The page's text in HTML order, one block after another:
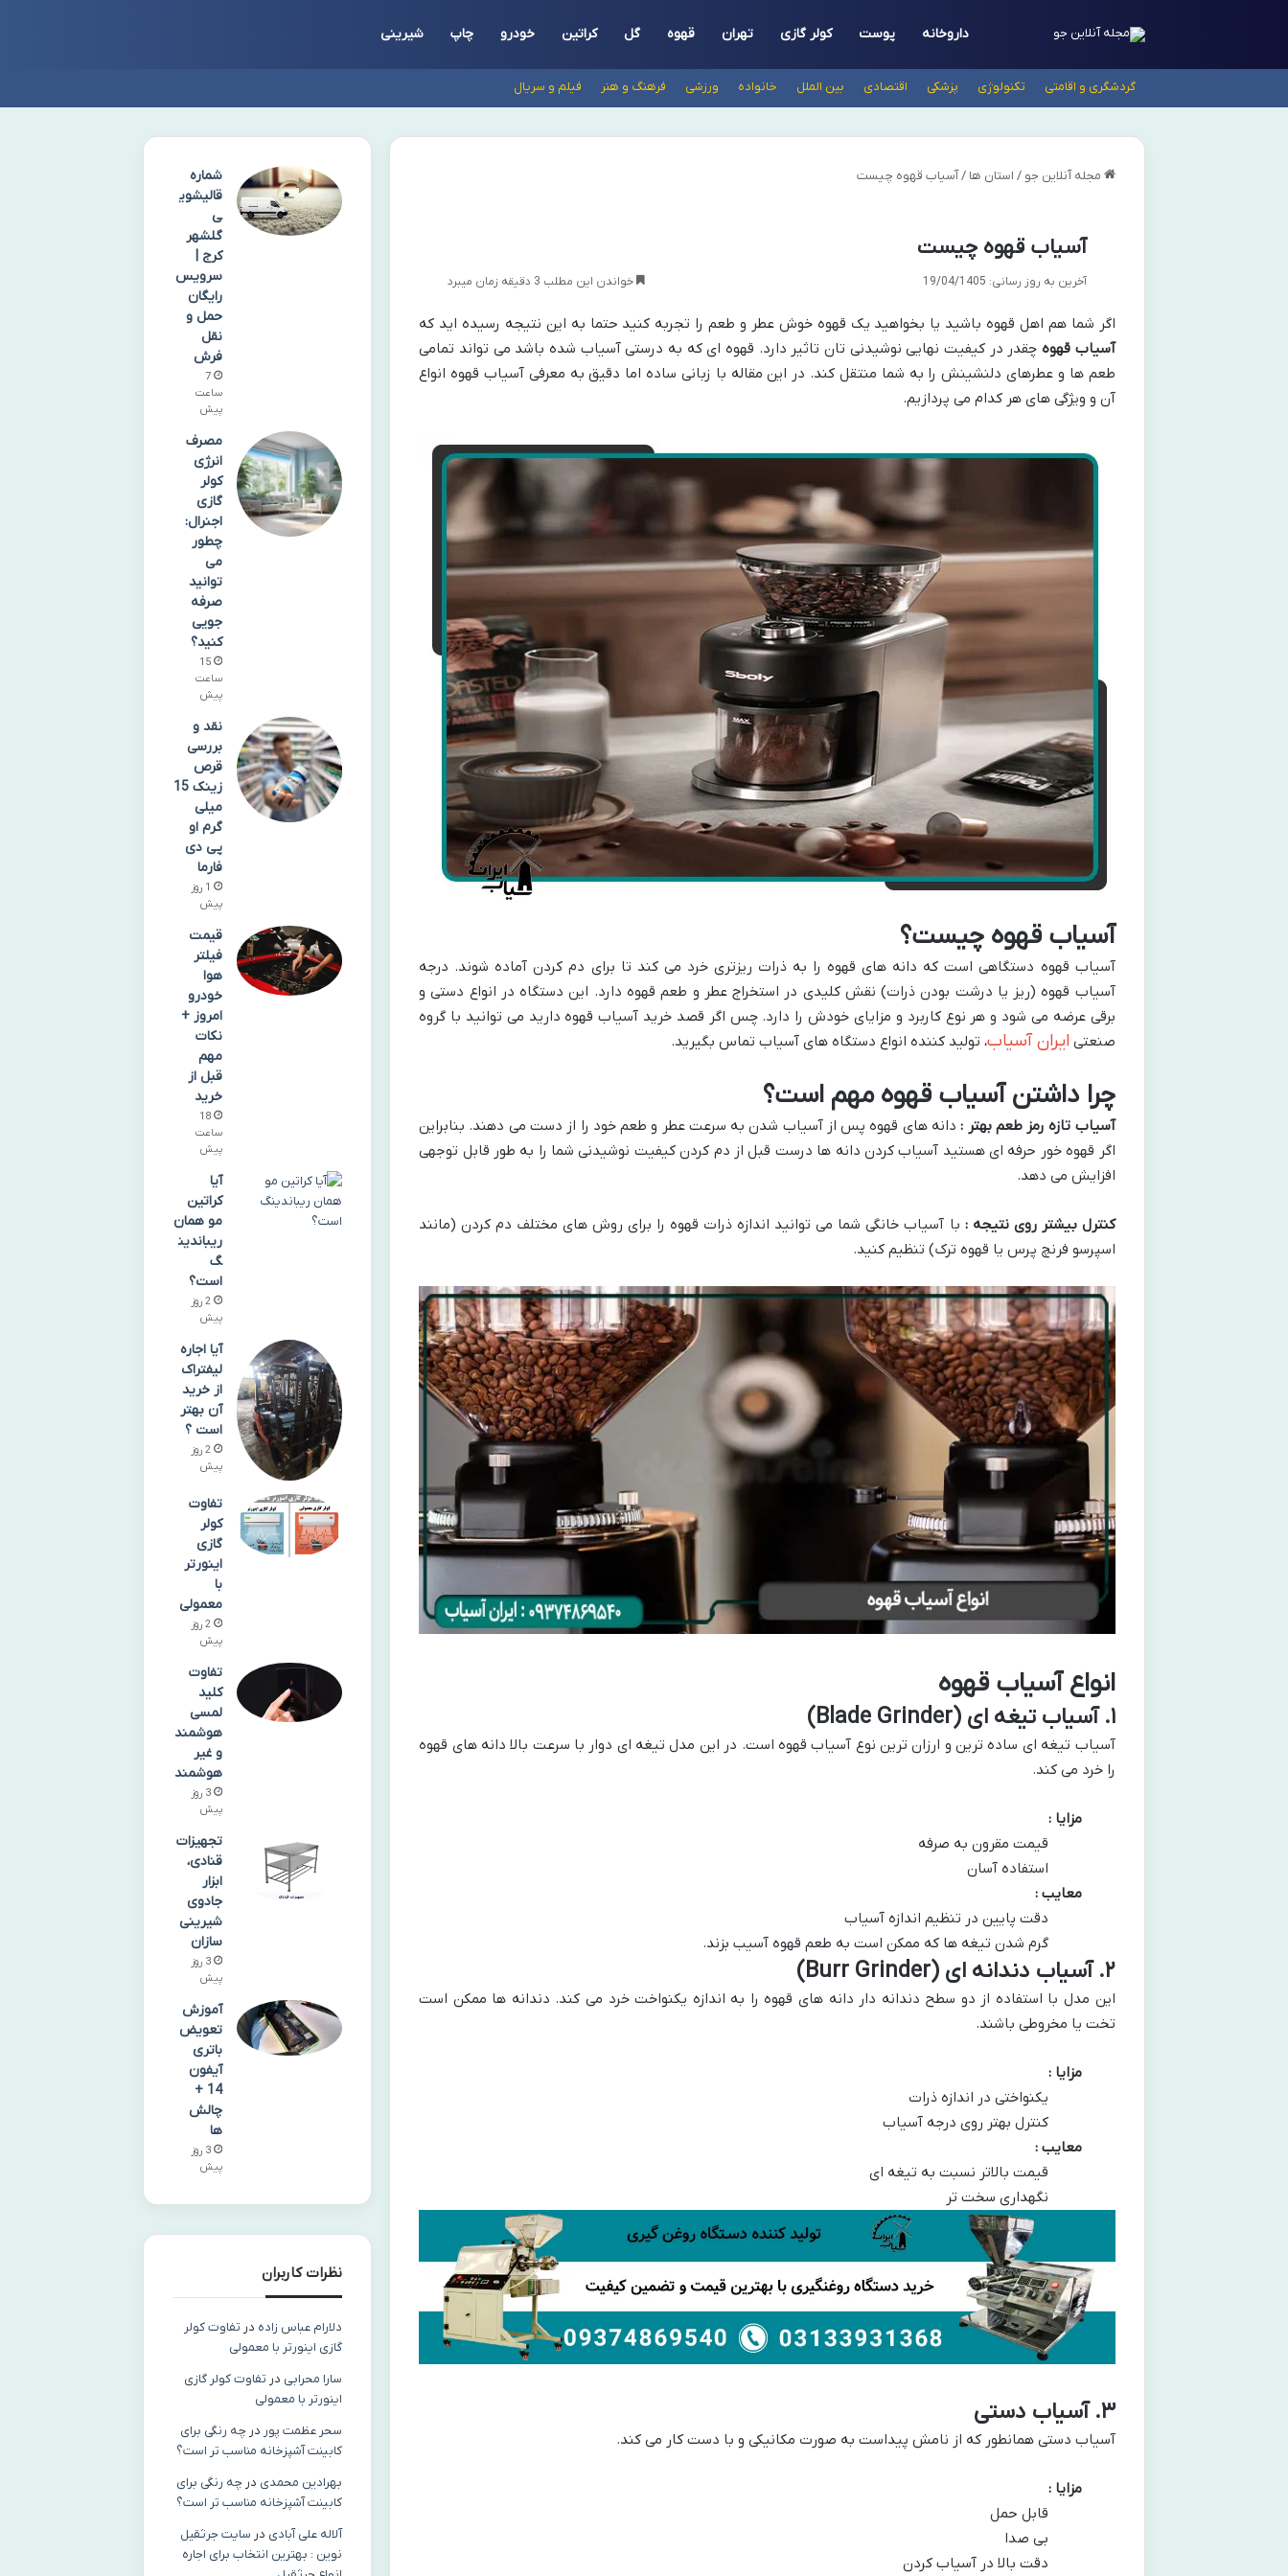
داروخانه پوست کولر گازی تهران قهوه گل کراتین خودرو چاپ شیرینی
گردشگری و اقامتی تکنولوژی پزشکی اقتصادی بین الملل خانواده ورزشی فرهنگ و هنر فیلم و سریال
مجله آنلاین جو / استان ها / آسیاب قهوه چیست
آسیاب قهوه چیست
آخرین به روز رسانی: 19/04/1405 خواندن این مطلب 3 دقیقه زمان میبرد
اگر شما هم اهل قهوه باشید یا بخواهید یک قهوه خوش عطر و طعم را تجربه کنید حتما به این نتیجه رسیده اید که
آسیاب قهوه چقدر در کیفیت نهایی نوشیدنی تان تاثیر دارد. قهوه ای که به درستی آسیاب شده باشد می تواند تمامی
طعم ها و عطرهای دلنشینش را به شما منتقل کند. در این مقاله با زبانی ساده اما دقیق به معرفی آسیاب قهوه انواع
آن و ویژگی های هر کدام می پردازیم.
آسیاب قهوه چیست؟
آسیاب قهوه دستگاهی است که دانه های قهوه را به ذرات ریزتری خرد می کند تا برای دم کردن آماده شوند. درجه
آسیاب قهوه (ریز یا درشت بودن ذرات) نقش کلیدی در استخراج عطر و طعم قهوه دارد. این دستگاه در انواع دستی و
برقی عرضه می شود و هر نوع کاربرد و مزایای خودش را دارد. چس اگر قصد خرید آسیاب قهوه دارید می توانید با گروه
صنعتی ایران آسیاب، تولید کننده انواع دستگاه های آسیاب تماس بگیرید.
چرا داشتن آسیاب قهوه مهم است؟
آسیاب تازه رمز طعم بهتر : دانه های قهوه پس از آسیاب شدن به سرعت عطر و طعم خود را از دست می دهند. بنابراین
اگر قهوه خور حرفه ای هستید آسیاب کردن دانه ها درست قبل از دم کردن کیفیت نوشیدنی شما را به طور قابل توجهی
افزایش می دهد.
کنترل بیشتر روی نتیجه : با آسیاب خانگی شما می توانید اندازه ذرات قهوه را برای روش های مختلف دم کردن (مانند
اسپرسو فرنچ پرس یا قهوه ترک) تنظیم کنید.
انواع آسیاب قهوه
۱.آسیاب تیغه ای (Blade Grinder)
آسیاب تیغه ای ساده ترین و ارزان ترین نوع آسیاب قهوه است. در این مدل تیغه ای دوار با سرعت بالا دانه های قهوه
را خرد می کند.
مزایا :
قیمت مقرون به صرفه
استفاده آسان
معایب :
دقت پایین در تنظیم اندازه آسیاب
گرم شدن تیغه ها که ممکن است به طعم قهوه آسیب بزند.
۲.آسیاب دندانه ای (Burr Grinder)
این مدل با استفاده از دو سطح دندانه دار دانه های قهوه را به اندازه یکنواخت خرد می کند. دندانه ها ممکن است
تخت یا مخروطی باشند.
مزایا :
یکنواختی در اندازه ذرات
کنترل بهتر روی درجه آسیاب
معایب :
قیمت بالاتر نسبت به تیغه ای
نگهداری سخت تر
۳.آسیاب دستی
آسیاب دستی همانطور که از نامش پیداست به صورت مکانیکی و با دست کار می کند.
مزایا :
قابل حمل
بی صدا
دقت بالا در آسیاب کردن
شماره
قالیشوی
ی
گلشهر
کرج |
سرویس
رایگان
حمل و
نقل
فرش
7
ساعت
پیش
مصرف
انرژی
کولر
گازی
اجنرال:
چطور
می
توانید
صرفه
جویی
کنید؟
15
ساعت
پیش
نقد و
بررسی
قرص
زینک 15
میلی
گرم او
پی دی
فارما
1 روز
پیش
قیمت
فیلتر
هوا
خودرو
امروز +
نکات
مهم
قبل از
خرید
18
ساعت
پیش
آیا
کراتین
مو همان
ریباندین
گ
است؟
2 روز
پیش
آیا اجاره
لیفتراک
از خرید
آن بهتر
است ؟
2 روز
پیش
تفاوت
کولر
گازی
اینورتر
با
معمولی
2 روز
پیش
تفاوت
کلید
لمسی
هوشمند
و غیر
هوشمند
3 روز
پیش
تجهیزات
قنادی،
ابزار
جادوی
شیرینی‌
سازان
3 روز
پیش
آموزش
تعویض
باتری
آیفون
14 +
چالش
ها
3 روز
پیش
نظرات کاربران
دلارام عباس زاده در تفاوت کولر
گازی اینورتر با معمولی
سارا محرابی در تفاوت کولر گازی
اینورتر با معمولی
سحر عظمت پور در چه رنگی برای
کابینت آشپزخانه مناسب‌ تر است؟
بهرادین محمدی در چه رنگی برای
کابینت آشپزخانه مناسب‌ تر است؟
آلاله علی آبادی در سایت جرثقیل
نوین : بهترین انتخاب برای اجاره